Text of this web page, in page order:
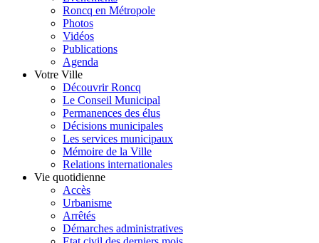
Roncq en Métropole
Photos
Vidéos
Publications
Agenda
Votre Ville
Découvrir Roncq
Le Conseil Municipal
Permanences des élus
Décisions municipales
Les services municipaux
Mémoire de la Ville
Relations internationales
Vie quotidienne
Accès
Urbanisme
Arrêtés
Démarches administratives